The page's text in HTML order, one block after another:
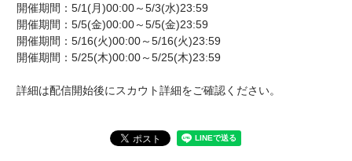
開催期間：5/1(月)00:00～5/3(水)23:59
開催期間：5/5(金)00:00～5/5(金)23:59
開催期間：5/16(火)00:00～5/16(火)23:59
開催期間：5/25(木)00:00～5/25(木)23:59
詳細は配信開始後にスカウト詳細をご確認ください。